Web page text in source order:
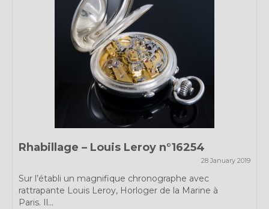
Rhabillage – Louis Leroy n°16254
28 January 2019
Sur l’établi un magnifique chronographe avec
rattrapante Louis Leroy, Horloger de la Marine à
Paris. Il...